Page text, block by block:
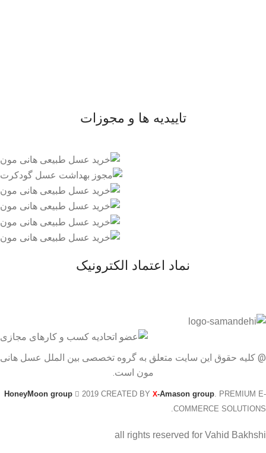
تاییدیه ها و مجوزات
نماد اعتماد الکترونیک
@ کلیه حقوق این سایت متعلق به گروه تخصصی بین الملل عسل هانی
مون است.
HoneyMoon group 2019 CREATED BY X-Amason group. PREMIUM E-
COMMERCE SOLUTIONS.
all rights reserved for Vahid Bakhshi